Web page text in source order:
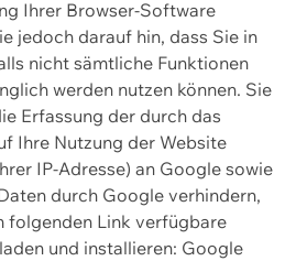
Ihrer Browser-Software
jedoch darauf hin, dass Sie in
nicht sämtliche Funktionen
werden nutzen können. Sie
Erfassung der durch das
Ihre Nutzung der Website
IP-Adresse) an Google sowie
durch Google verhindern,
folgenden Link verfügbare
und installieren: Google